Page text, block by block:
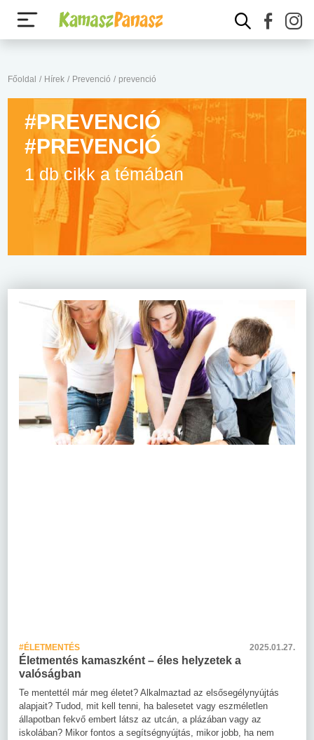
Főoldal / Hírek / Prevenció / prevenció
#PREVENCIÓ
#PREVENCIÓ
1 db cikk a témában
#ÉLETMENTÉS 2025.01.27.
Életmentés kamaszként – éles helyzetek a
valóságban
Te mentettél már meg életet? Alkalmaztad az elsősegélynyújtás
alapjait? Tudod, mit kell tenni, ha balesetet vagy eszméletlen
állapotban fekvő embert látsz az utcán, a plázában vagy az
iskolában? Mikor fontos a segítségnyújtás, mikor jobb, ha nem